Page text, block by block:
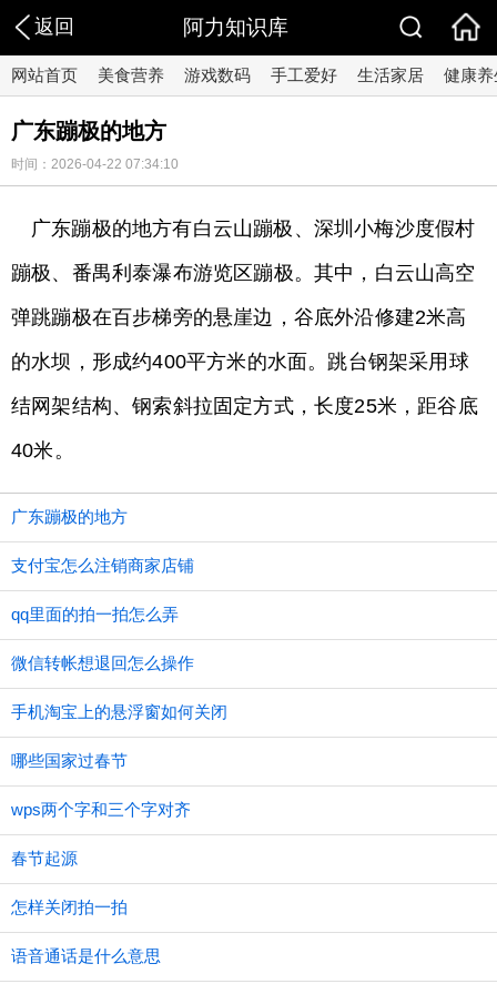
返回 阿力知识库
网站首页 美食营养 游戏数码 手工爱好 生活家居 健康养
广东蹦极的地方
时间：2026-04-22 07:34:10
广东蹦极的地方有白云山蹦极、深圳小梅沙度假村
蹦极、番禺利泰瀑布游览区蹦极。其中，白云山高空
弹跳蹦极在百步梯旁的悬崖边，谷底外沿修建2米高
的水坝，形成约400平方米的水面。跳台钢架采用球
结网架结构、钢索斜拉固定方式，长度25米，距谷底
40米。
广东蹦极的地方
支付宝怎么注销商家店铺
qq里面的拍一拍怎么弄
微信转帐想退回怎么操作
手机淘宝上的悬浮窗如何关闭
哪些国家过春节
wps两个字和三个字对齐
春节起源
怎样关闭拍一拍
语音通话是什么意思